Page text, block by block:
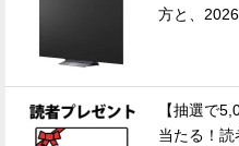
方と、
【抽選で
当たる！